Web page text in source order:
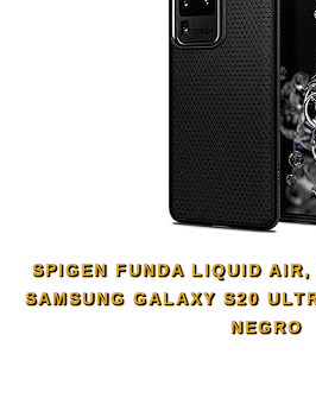
SPIGEN FUNDA LIQUID
SAMSUNG GALAXY S20
NEGRO